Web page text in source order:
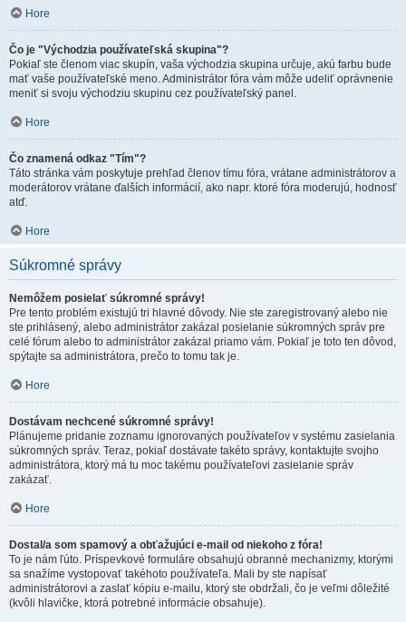
Hore
Čo je "Východzia používateľská skupina"?
Pokiaľ ste členom viac skupín, vaša východzia skupina určuje, akú farbu bude
mať vaše používateľské meno. Administrátor fóra vám môže udeliť oprávnenie
meniť si svoju východziu skupinu cez používateľský panel.
Hore
Čo znamená odkaz "Tím"?
Táto stránka vám poskytuje prehľad členov tímu fóra, vrátane administrátorov a
moderátorov vrátane ďalších informácií, ako napr. ktoré fóra moderujú, hodnosť
atď.
Hore
Súkromné správy
Nemôžem posielať súkromné správy!
Pre tento problém existujú tri hlavné dôvody. Nie ste zaregistrovaný alebo nie
ste prihlásený, alebo administrátor zakázal posielanie súkromných správ pre
celé fórum alebo to administrátor zakázal priamo vám. Pokiaľ je toto ten dôvod,
spýtajte sa administrátora, prečo to tomu tak je.
Hore
Dostávam nechcené súkromné správy!
Plánujeme pridanie zoznamu ignorovaných používateľov v systému zasielania
súkromných správ. Teraz, pokiaľ dostávate takéto správy, kontaktujte svojho
administrátora, ktorý má tu moc takému používateľovi zasielanie správ
zakázať.
Hore
Dostal/a som spamový a obťažujúci e-mail od niekoho z fóra!
To je nám ľúto. Príspevkové formuláre obsahujú obranné mechanizmy, ktorými
sa snažíme vystopovať takéhoto používateľa. Mali by ste napísať
administrátorovi a zaslať kópiu e-mailu, ktorý ste obdržali, čo je veľmi dôležité
(kvôli hlavičke, ktorá potrebné informácie obsahuje).